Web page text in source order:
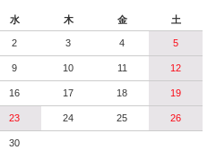
水 木 金 土
2 3 4 5
9 10 11 12
16 17 18 19
23 24 25 26
30